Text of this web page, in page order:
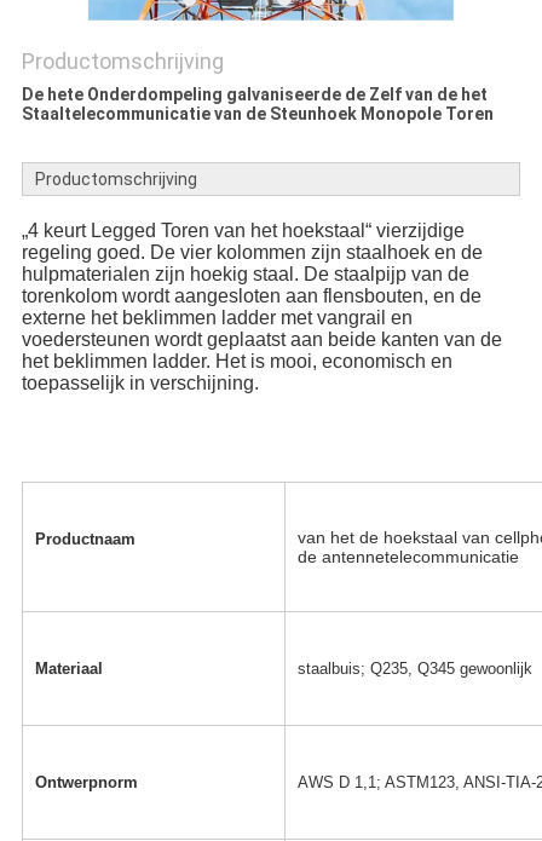
Productomschrijving
De hete Onderdompeling galvaniseerde de Zelf van de het
Staaltelecommunicatie van de Steunhoek Monopole Toren
Productomschrijving
„4 keurt Legged Toren van het hoekstaal“ vierzijdige
regeling goed. De vier kolommen zijn staalhoek en de
hulpmaterialen zijn hoekig staal. De staalpijp van de
torenkolom wordt aangesloten aan flensbouten, en de
externe het beklimmen ladder met vangrail en
voedersteunen wordt geplaatst aan beide kanten van de
het beklimmen ladder. Het is mooi, economisch en
toepasselijk in verschijning.
Productnaam
van het de hoekstaal van
de antennetelecommunicatie
Materiaal staalbuis; Q235, Q345 gewoonlijk
Ontwerpnorm AWS D 1,1; ASTM123, ANSI-TIA-